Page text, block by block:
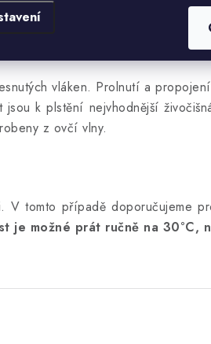
vláken. Prolnutí a
k plstění nejvhodnější
z ovčí vlny.
tomto případě doporučujeme
je možné prát ručně na 30°C,